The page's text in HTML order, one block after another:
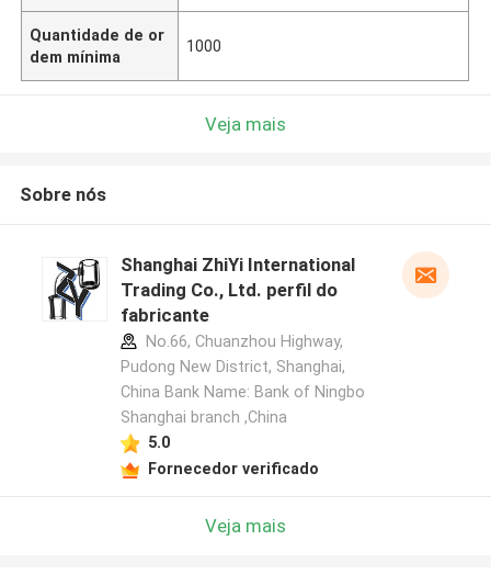
Quantidade de or
dem mínima
1000
Veja mais
Sobre nós
Shanghai ZhiYi International
Trading Co., Ltd. perfil do
fabricante
No.66, Chuanzhou Highway,
Pudong New District, Shanghai,
China Bank Name: Bank of Ningbo
Shanghai branch ,China
5.0
Fornecedor verificado
Veja mais